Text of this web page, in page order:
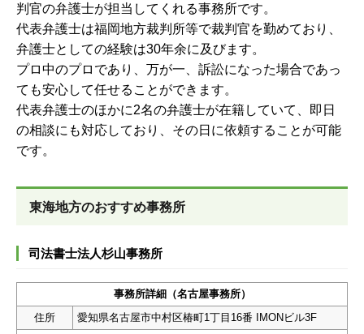
判官の弁護士が担当してくれる事務所です。
代表弁護士は福岡地方裁判所等で裁判官を勤めており、
弁護士としての経験は30年余に及びます。
プロ中のプロであり、万が一、訴訟になった場合であっ
ても安心して任せることができます。
代表弁護士のほかに2名の弁護士が在籍していて、即日
の相談にも対応しており、その日に依頼することが可能
です。
東海地方のおすすめ事務所
司法書士法人杉山事務所
事務所詳細（名古屋事務所）
住所
愛知県名古屋市中村区椿町1丁目16番 IMONビル3F